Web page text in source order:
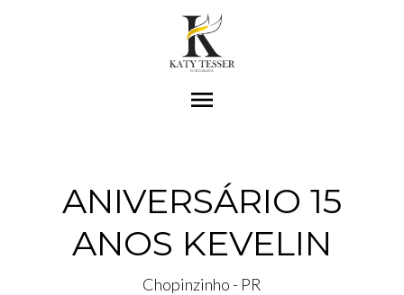
menu
ANIVERSÁRIO 15
ANOS KEVELIN
Chopinzinho - PR